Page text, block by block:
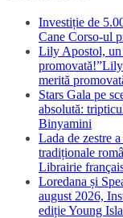
Investiție de
Cane Corso-ul
Lily Apostol, un
merită
Stars Gala pe
absolută:
Binyamini
Lada de zestre
tradiționale
Librairie
Loredana și
august 2026,
ediție Young